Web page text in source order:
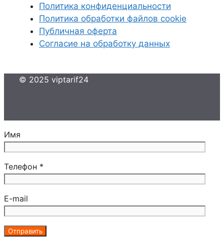
Политика конфиденциальности
Политика обработки файлов cookie
Публичная оферта
Согласие на обработку данных
© 2025 viptarif24
Имя
Телефон *
E-mail